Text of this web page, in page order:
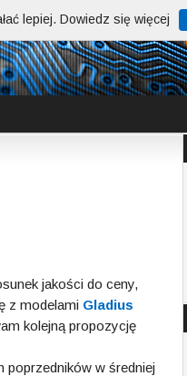
jakości do ceny,
z modelami Gladius
kolejną propozycję
poprzedników w średniej
lepiej. Dowiedz się więcej